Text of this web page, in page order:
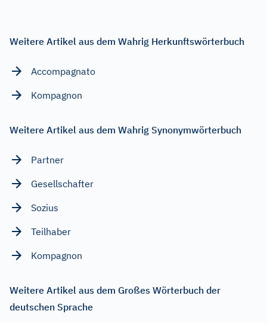
Weitere Artikel aus dem Wahrig Herkunftswörterbuch
Accompagnato
Kompagnon
Weitere Artikel aus dem Wahrig Synonymwörterbuch
Partner
Gesellschafter
Sozius
Teilhaber
Kompagnon
Weitere Artikel aus dem Großes Wörterbuch der
deutschen Sprache